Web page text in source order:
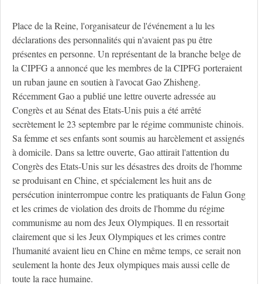
Place de la Reine, l'organisateur de l'événement a lu les
déclarations des personnalités qui n'avaient pas pu être
présentes en personne. Un représentant de la branche belge de
la CIPFG a annoncé que les membres de la CIPFG porteraient
un ruban jaune en soutien à l'avocat Gao Zhisheng.
Récemment Gao a publié une lettre ouverte adressée au
Congrès et au Sénat des Etats-Unis puis a été arrêté
secrètement le 23 septembre par le régime communiste chinois.
Sa femme et ses enfants sont soumis au harcèlement et assignés
à domicile. Dans sa lettre ouverte, Gao attirait l'attention du
Congrès des Etats-Unis sur les désastres des droits de l'homme
se produisant en Chine, et spécialement les huit ans de
persécution ininterrompue contre les pratiquants de Falun Gong
et les crimes de violation des droits de l'homme du régime
communisme au nom des Jeux Olympiques. Il en ressortait
clairement que si les Jeux Olympiques et les crimes contre
l'humanité avaient lieu en Chine en même temps, ce serait non
seulement la honte des Jeux olympiques mais aussi celle de
toute la race humaine.